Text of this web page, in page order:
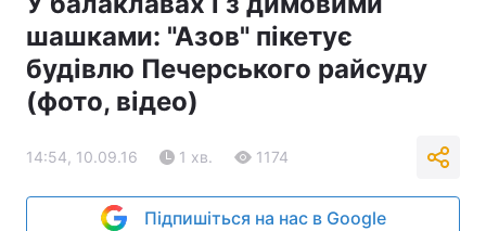
шашками: "Азов" пікетує
будівлю Печерського райсуду
(фото, відео)
14:54, 10.09.16 1 хв. 1174
Підпишіться на нас в Google